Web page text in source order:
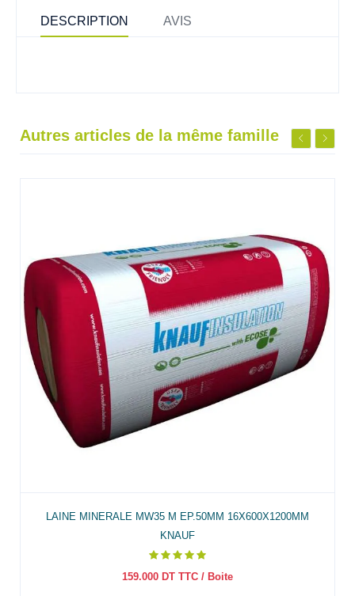
DESCRIPTION AVIS
Autres articles de la même famille
LAINE MINERALE MW35 M EP.50MM 16X600X1200MM
KNAUF
159.000 DT TTC / Boite